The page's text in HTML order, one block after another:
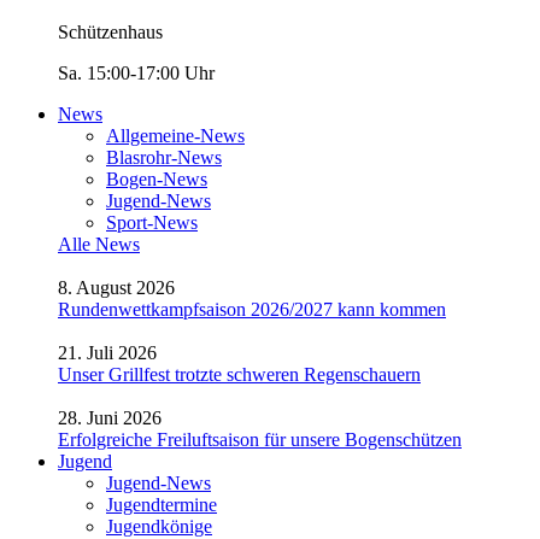
Schützenhaus
Sa. 15:00-17:00 Uhr
News
Allgemeine-News
Blasrohr-News
Bogen-News
Jugend-News
Sport-News
Alle News
8. August 2026
Rundenwettkampfsaison 2026/2027 kann kommen
21. Juli 2026
Unser Grillfest trotzte schweren Regenschauern
28. Juni 2026
Erfolgreiche Freiluftsaison für unsere Bogenschützen
Jugend
Jugend-News
Jugendtermine
Jugendkönige